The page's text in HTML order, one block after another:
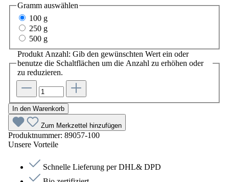
Gramm auswählen
100 g
250 g
500 g
Produkt Anzahl: Gib den gewünschten Wert ein oder
benutze die Schaltflächen um die Anzahl zu erhöhen oder
zu reduzieren.
In den Warenkorb
Zum Merkzettel hinzufügen
Produktnummer: 89057-100
Unsere Vorteile
Schnelle Lieferung per DHL& DPD